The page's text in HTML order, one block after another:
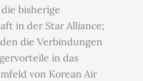
bisherige
in der Star Alliance;
die Verbindungen
in das
von Korean Air